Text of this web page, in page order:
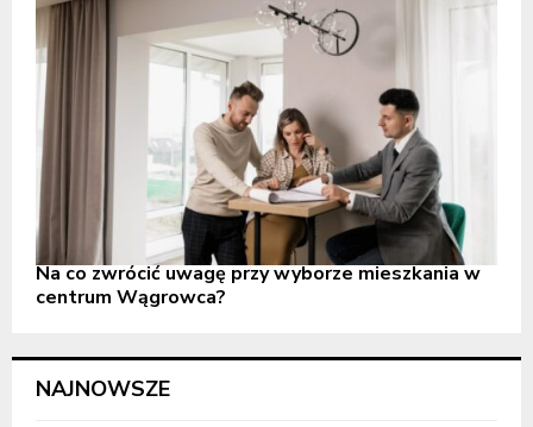
Na co zwrócić uwagę przy wyborze mieszkania w
centrum Wągrowca?
NAJNOWSZE